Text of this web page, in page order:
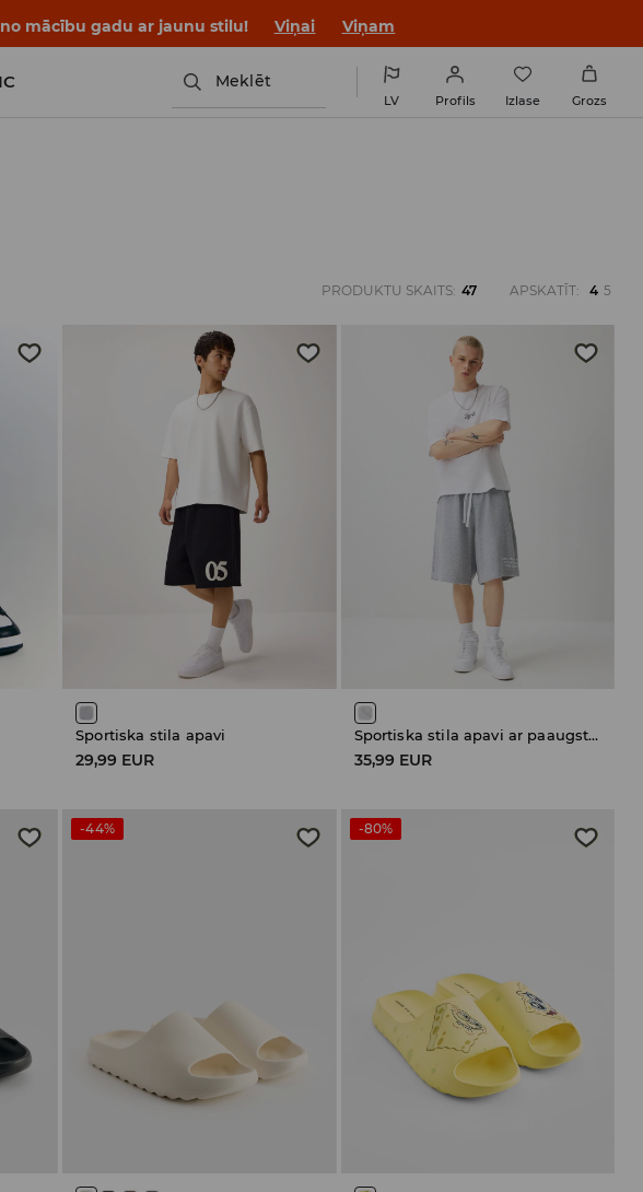
mācību gadu ar jaunu stilu! Viņai Viņam
Meklēt
LV Profils Izlase Grozs
PRODUKTU SKAITS: 47 APSKATĪT: 4 5
Sportiska stila apavi
29,99 EUR
Sportiska stila apavi ar paaugstinātu potītes daļu
35,99 EUR
-44% -80%